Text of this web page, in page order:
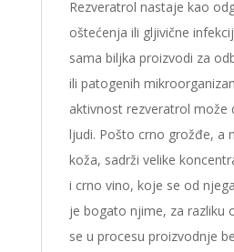
Rezveratrol nastaje kao
oštećenja ili gljivične
sama biljka proizvodi za
ili patogenih
aktivnost rezveratrol može
ljudi. Pošto crno grožđe, a
koža, sadrži velike
i crno vino, koje se od
je bogato njime, za razliku
se u procesu proizvodnje